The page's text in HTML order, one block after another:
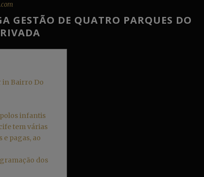
GESTÃO DE QUATRO PARQUES DO
in Bairro Do
infantis
tem várias
pagas, ao
dos